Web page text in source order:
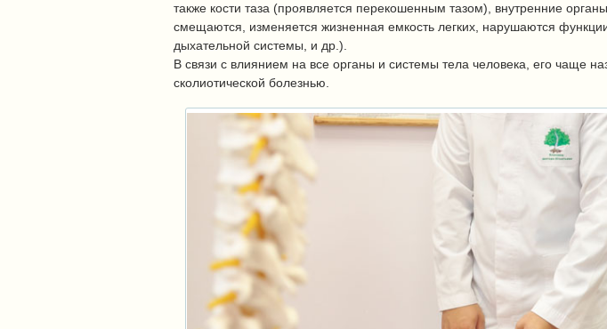
также кости таза (проявляется перекошенным тазом), внутренние
смещаются, изменяется жизненная емкость легких, нарушаются
дыхательной системы, и др.).
В связи с влиянием на все органы и системы тела человека, его чаще
сколиотической болезнью.